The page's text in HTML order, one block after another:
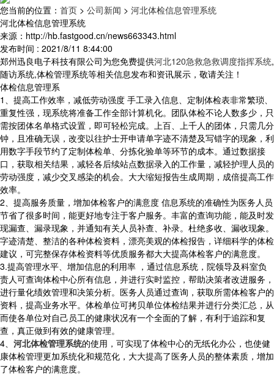
您当前的位置： 首页 > 公司新闻 > 河北体检信息管理系统
河北体检信息管理系统
来源：http://hb.fastgood.cn/news663343.html
发布时间 : 2021/8/11 8:44:00
郑州迅良电子科技有限公司为您免费提供河北120急救急救调度指挥系统,
随访系统,体检管理系统等相关信息发布和资讯展示，敬请关注！
体检信息管理系
1、提高工作效率，减低劳动强度 手工录入信息、定制体检表非常繁琐、
重复性强，现系统将准备工作全部计算机化。团队体检不论人数多少，只
需按团体名单格式设置，即可轻松完成。上百、上千人的团体，只需几分
钟，且准确无误，改变以往护士开申请单字迹不清楚及写错字的现象，利
用数字手段节约了定制体检单、分拣化验单等环节的成本。通过数据接
口，获取相关结果，减轻各后续站点数据录入的工作量，减轻护理人员的
劳动强度，减少交叉感染的机会。大大缩短报告生成周期，成倍提高工作
效率。
2、提高服务质量，增加体检客户的满意度 信息系统的准确性为医务人员
节省了很多时间，能更好地专注于客户服务。丰富的查询功能，能及时发
现漏查、漏录现象，并通知有关人员补查、补录。杜绝多收、漏收现象。
字迹清楚、整洁的各种体检资料，漂亮美观的体检报告，详细科学的体检
建议，可完整保存体检资料等优质服务都大大提高体检客户的满意度。
3.提高管理水平、增加信息的利用率 ，通过信息系统，院领导及科室负
责人可查询体检中心所有信息，并进行实时监控，帮助决策者改进服务，
进行量化绩效管理和决策分析。医务人员通过查询，获取所需体检客户的
资料，提高业务水平。体检单位可拷贝单位体检结果并进行分类汇总，从
而使各单位对自己员工的健康状况有一个全面的了解，有利于追踪和复
查，真正做到有效的健康管理。
4、 河北体检管理系统的使用，可实现了体检中心的无纸化办公，也使健
康体检管理更加系统化和规范化，大大提高了医务人员的整体素质，增加
了体检客户的满意度。